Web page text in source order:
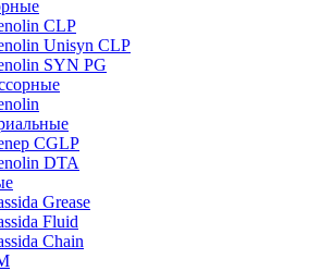
CLP
Unisyn CLP
SYN PG
CGLP
DTA
Grease
Fluid
Chain